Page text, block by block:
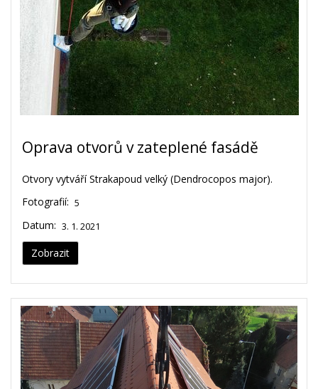
Oprava otvorů v zateplené fasádě
Otvory vytváří Strakapoud velký (Dendrocopos major).
Fotografií: 5
Datum: 3. 1. 2021
Zobrazit